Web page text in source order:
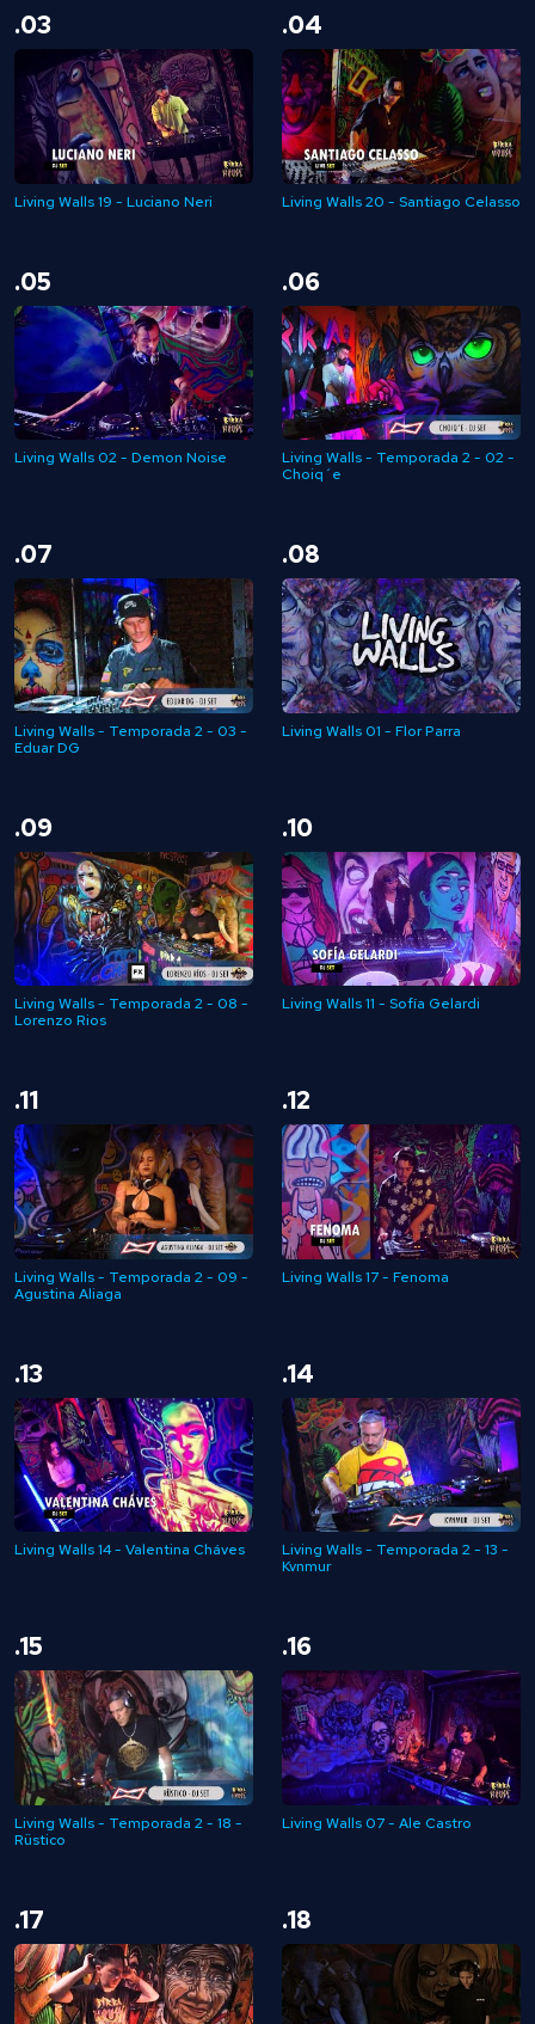
.03
Living Walls 19 - Luciano Neri
.04
Living Walls 20 - Santiago Celasso
.05
Living Walls 02 - Demon Noise
.06
Living Walls - Temporada 2 - 02 -
Choiq´e
.07
Living Walls - Temporada 2 - 03 -
Eduar DG
.08
Living Walls 01 - Flor Parra
.09
Living Walls - Temporada 2 - 08 -
Lorenzo Rios
.10
Living Walls 11 - Sofía Gelardi
.11
Living Walls - Temporada 2 - 09 -
Agustina Aliaga
.12
Living Walls 17 - Fenoma
.13
Living Walls 14 - Valentina Cháves
.14
Living Walls - Temporada 2 - 13 -
Kvnmur
.15
Living Walls - Temporada 2 - 18 -
Rüstico
.16
Living Walls 07 - Ale Castro
.17 .18